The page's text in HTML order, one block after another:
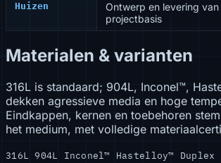
Huizen
Ontwerp en levering
projectbasis
Materialen & varianten
316L is standaard; 904L, Inconel™,
dekken agressieve media en hoge
Eindkappen, kernen en toebehoren
het medium, met volledige
316L 904L Inconel™ Hastelloy™ Duplex